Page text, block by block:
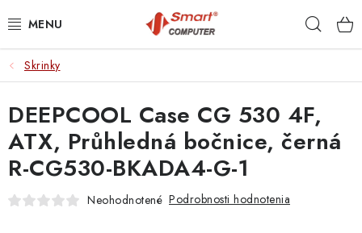
na
NOTEBOOKY
MOBILNÉ ZARIADENIA
PC A KOMPONENTY
PERIFÉRIE
Skrinky
DEEPCOOL Case CG 530 4F,
ATX, Průhledná bočnice, černá
R-CG530-BKADA4-G-1
Neohodnotené Podrobnosti hodnotenia